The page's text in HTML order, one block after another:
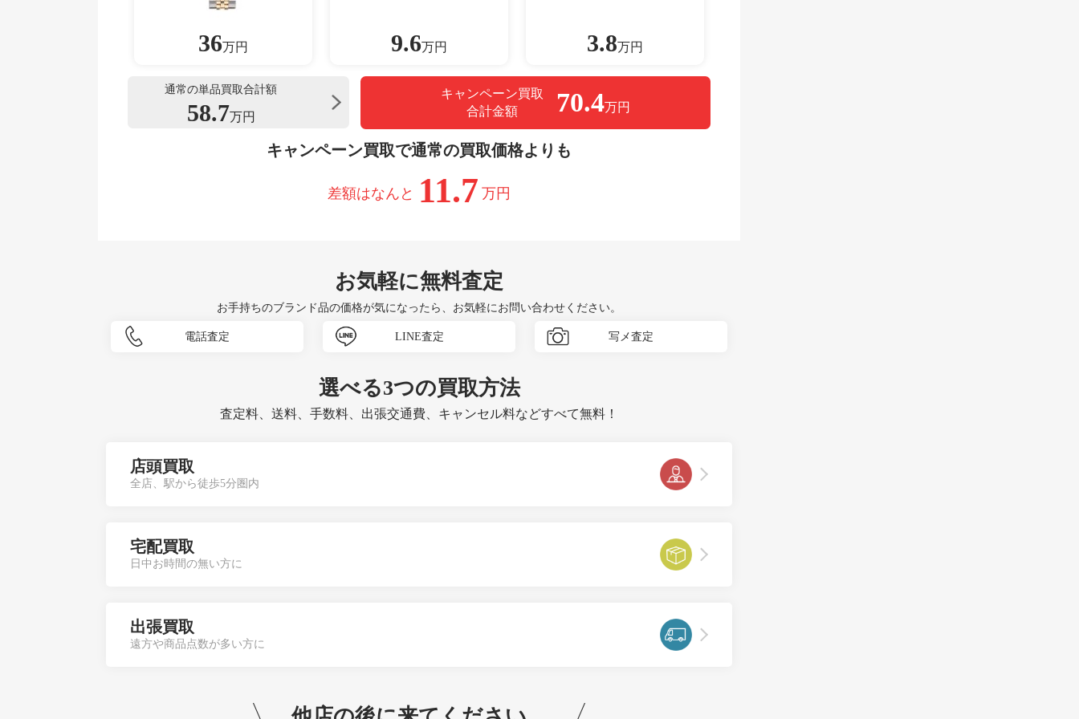
36万円 9.6万円 3.8万円
通常の単品買取合計額
58.7万円
キャンペーン買取
合計金額
70.4万円
キャンペーン買取で通常の買取価格よりも
差額はなんと 11.7 万円
お気軽に無料査定
お手持ちのブランド品の価格が気になったら、お気軽にお問い合わせください。
電話査定 LINE査定 写メ査定
選べる3つの買取方法
査定料、送料、手数料、出張交通費、キャンセル料などすべて無料！
店頭買取
全店、駅から徒歩5分圏内
宅配買取
日中お時間の無い方に
出張買取
遠方や商品点数が多い方に